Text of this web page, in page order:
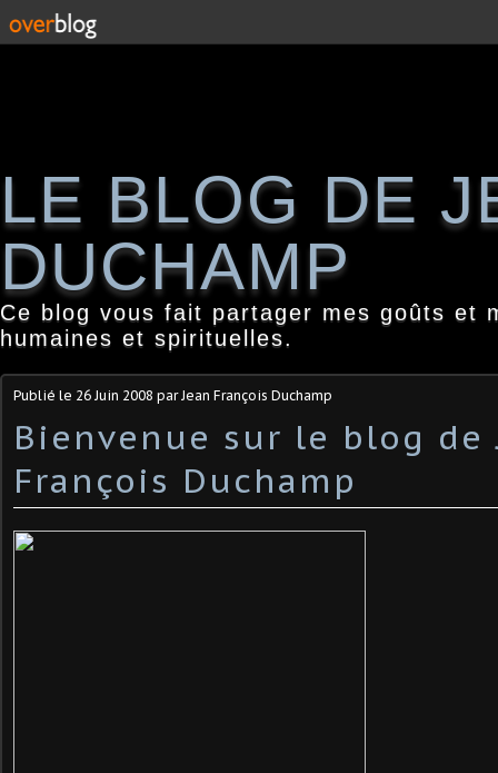
LE BLOG DE
DUCHAMP
Ce blog vous fait partager mes goûts et
humaines et spirituelles.
Publié le 26 Juin 2008 par Jean François Duchamp
Bienvenue sur le blog de
François Duchamp